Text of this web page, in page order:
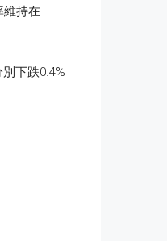
維持在
下跌0.4%